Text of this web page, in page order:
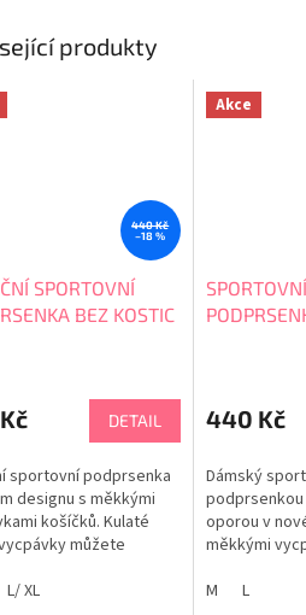
produkty
440 Kč
–18 %
SPORTOVNÍ
BEZ KOSTIC
DETAIL
sportovní podprsenka
designu s měkkými
košíčků. Kulaté
můžete
lze nosit i bez
L/ XL
Akce
440 Kč
Dámský
oporou v
měkkými
sporty i k
M L